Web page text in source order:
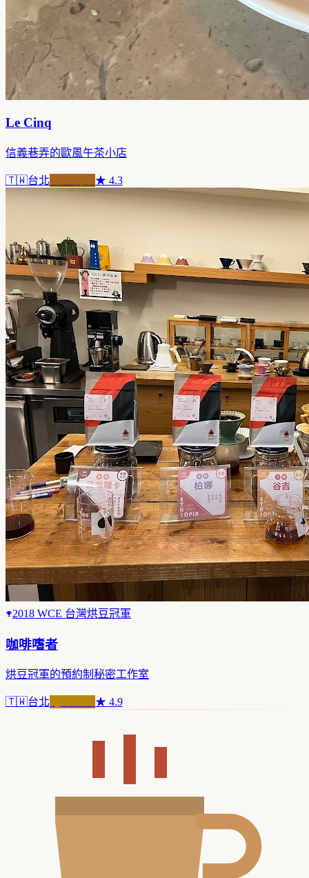
Le Cinq
信義巷弄的歐風午茶小店
🇹🇼台北 ★ 4.3
2018 WCE 台灣烘豆冠軍
咖啡嗜者
烘豆冠軍的預約制秘密工作室
🇹🇼台北 ★ 4.9